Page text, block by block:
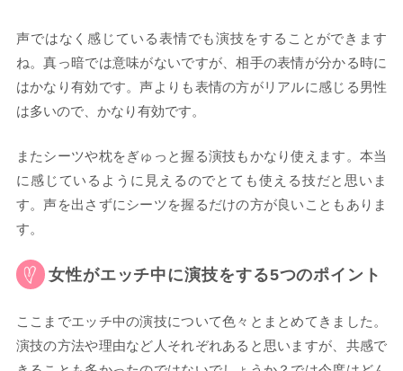
声ではなく感じている表情でも演技をすることができます
ね。真っ暗では意味がないですが、相手の表情が分かる時に
はかなり有効です。声よりも表情の方がリアルに感じる男性
は多いので、かなり有効です。
またシーツや枕をぎゅっと握る演技もかなり使えます。本当
に感じているように見えるのでとても使える技だと思いま
す。声を出さずにシーツを握るだけの方が良いこともありま
す。
女性がエッチ中に演技をする5つのポイント
ここまでエッチ中の演技について色々とまとめてきました。
演技の方法や理由など人それぞれあると思いますが、共感で